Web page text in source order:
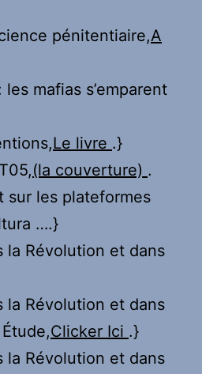
pénitentiaire,A
mafias s’emparent
Le livre .}
(la couverture) .
sur les plateformes
….}
la Révolution et dans
la Révolution et dans
Clicker Ici .}
la Révolution et dans